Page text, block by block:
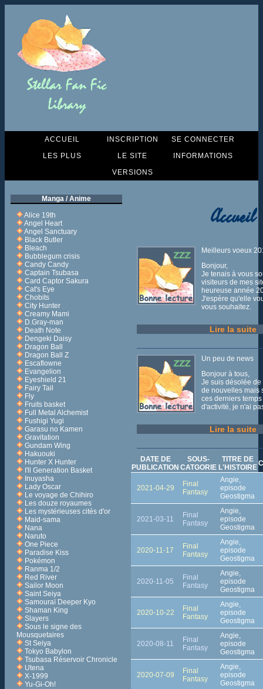
ACCUEIL INSCRIPTION
SE CONNECTER
LES PLUS
LE SITE
INFORMATIONS
VERSIONS
Manga / Anime
Alice 19th
Angel Heart
Angel Sanctuary
Black Butler
Bleach
Bubblegum crisis
Candy Candy
Captain Tsubasa
Card Captor Sakura
Cat's Eye
Chobits
City Hunter
Creamy Mami
D.Gray-man
Death Note
Dengeki Daisy
Dragon Ball
Dragon Ball Z
Escaflowne
Evangelion
Eyeshield 21
Fairy Tail
Fly
Fruits basket
Full Metal Alchemist
Fushigi Yugi
Garasu no Kamen
Gravitation
Gundam Wing
Hakuouki
Hunter X Hunter
I'll Generation Basket
Inuyasha
Lady Oscar
Le voyage de Chihiro
Les douze royaumes
Les mystérieuses cités d'or
Maid-sama
Nana
Naruto
One Piece
Paradise Kiss
Pokémon
Ranma 1/2
Red River
Sailor Moon
Saint Seiya
Samouraï Deeper Kyo
Shaman King
Slayers
Sous le signe des
Mousquetaires
St Seiya
Tokyo Babylon
Tsubasa Réservoir Chronicle
Utena
X-1999
Yu-Gi-Oh!
Accueil
Meilleurs voeux
Bonjour,
Je tenais à vous
visiteurs de mes
heureuse année
J'espère qu'elle
vous souhaitez.
Lire la suite
Un peu de news
Bonjour à tous,
Je suis désolée
de nouvelles mais
ces derniers
d'activité, je n'ai
Lire la suite
DATE DE
PUBLICATION
SOUS-
CATGORIE
TITRE DE
L'HISTOIRE
2021-04-29
Final
Fantasy
Angie,
episode
Geostigma
2021-03-11
Final
Fantasy
Angie,
episode
Geostigma
2020-11-17
Final
Fantasy
Angie,
episode
Geostigma
2020-11-05
Final
Fantasy
Angie,
episode
Geostigma
2020-10-22
Final
Fantasy
Angie,
episode
Geostigma
2020-08-11
Final
Fantasy
Angie,
episode
Geostigma
2020-07-09
Final
Fantasy
Angie,
episode
Geostigma